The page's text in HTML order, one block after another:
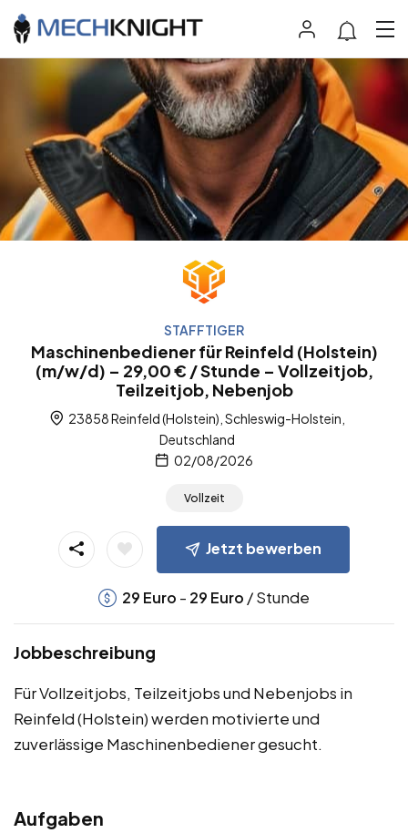
STAFFTIGER
Maschinenbediener für Reinfeld (Holstein)
(m/w/d) – 29,00 € / Stunde – Vollzeitjob,
Teilzeitjob, Nebenjob
23858 Reinfeld (Holstein), Schleswig-Holstein,
Deutschland
02/08/2026
Vollzeit
Jetzt bewerben
29 Euro - 29 Euro / Stunde
Jobbeschreibung
Für Vollzeitjobs, Teilzeitjobs und Nebenjobs in
Reinfeld (Holstein) werden motivierte und
zuverlässige Maschinenbediener gesucht.
Aufgaben